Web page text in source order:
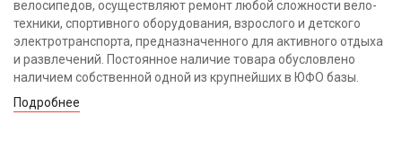
велосипедов, осуществляют ремонт любой сложности вело-
техники, спортивного оборудования, взрослого и детского
электротранспорта, предназначенного для активного отдыха
и развлечений. Постоянное наличие товара обусловлено
наличием собственной одной из крупнейших в ЮФО базы.
Подробнее